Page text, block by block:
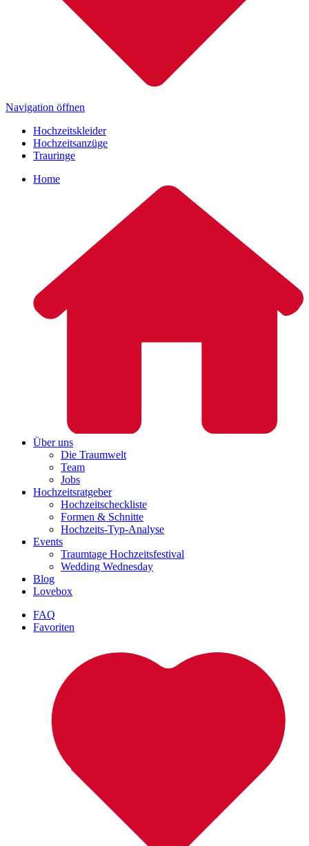
Navigation öffnen
Hochzeitskleider
Hochzeitsanzüge
Trauringe
Home
Über uns
Die Traumwelt
Team
Jobs
Hochzeitsratgeber
Hochzeitscheckliste
Formen & Schnitte
Hochzeits-Typ-Analyse
Events
Traumtage Hochzeitsfestival
Wedding Wednesday
Blog
Lovebox
FAQ
Favoriten